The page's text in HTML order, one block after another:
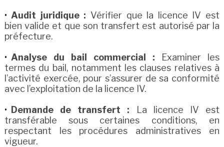
Audit juridique : Vérifier que la licence IV est
bien valide et que son transfert est autorisé par la
préfecture.
Analyse du bail commercial : Examiner les
termes du bail, notamment les clauses relatives à
l’activité exercée, pour s’assurer de sa conformité
avec l’exploitation de la licence IV.
Demande de transfert : La licence IV est
transférable sous certaines conditions, en
respectant les procédures administratives en
vigueur.